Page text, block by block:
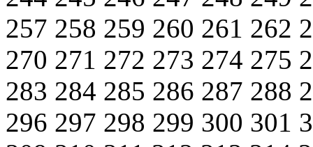
257 258 259 260 261 262
270 271 272 273 274 275
283 284 285 286 287 288
296 297 298 299 300 301